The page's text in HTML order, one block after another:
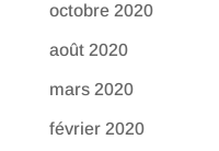
octobre 2020
août 2020
mars 2020
février 2020